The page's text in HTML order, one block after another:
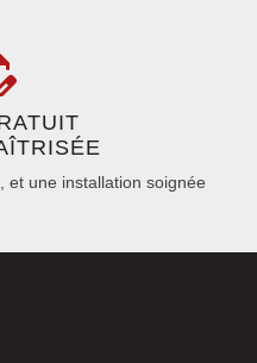
et une installation soignée